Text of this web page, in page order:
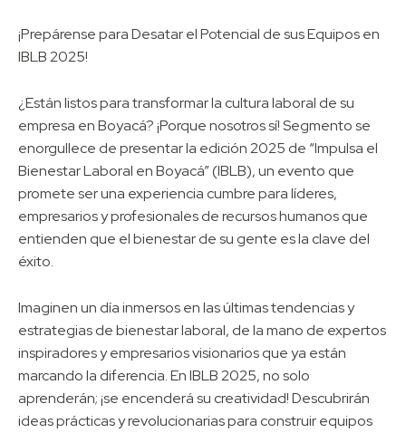
¡Prepárense para Desatar el Potencial de sus Equipos en
IBLB 2025!
¿Están listos para transformar la cultura laboral de su
empresa en Boyacá? ¡Porque nosotros sí! Segmento se
enorgullece de presentar la edición 2025 de “Impulsa el
Bienestar Laboral en Boyacá” (IBLB), un evento que
promete ser una experiencia cumbre para líderes,
empresarios y profesionales de recursos humanos que
entienden que el bienestar de su gente es la clave del
éxito.
Imaginen un día inmersos en las últimas tendencias y
estrategias de bienestar laboral, de la mano de expertos
inspiradores y empresarios visionarios que ya están
marcando la diferencia. En IBLB 2025, no solo
aprenderán; ¡se encenderá su creatividad! Descubrirán
ideas prácticas y revolucionarias para construir equipos